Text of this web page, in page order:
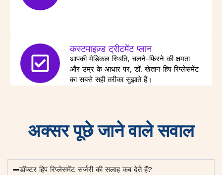
कस्टमाइज़्ड ट्रीटमेंट प्लान
आपकी मेडिकल स्थिति, चलने-फिरने की क्षमता
और उम्र के आधार पर, डॉ. खेतान हिप रिप्लेसमेंट
का सबसे सही तरीका सुझाते हैं।
अक्सर पूछे जाने वाले सवाल
डॉक्टर हिप रिप्लेसमेंट सर्जरी की सलाह कब देते हैं?